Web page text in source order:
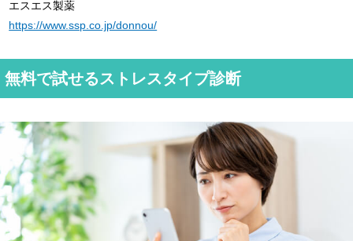
エスエス製薬
https://www.ssp.co.jp/donnou/
無料で試せるストレスタイプ診断